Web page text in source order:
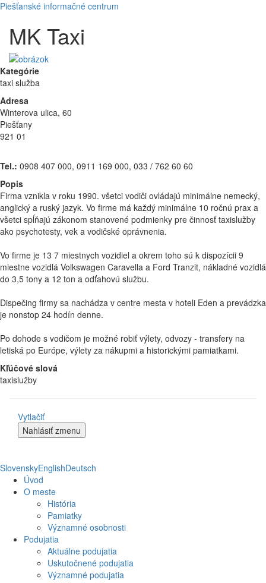
Piešťanské informačné centrum
MK Taxi
Kategórie
taxi služba
Adresa
Winterova ulica, 60
Piešťany
921 01
Tel.: 0908 407 000, 0911 169 000, 033 / 762 60 60
Popis
Firma vznikla v roku 1990. všetci vodiči ovládajú minimálne nemecký,
anglický a ruský jazyk. Vo firme má každý minimálne 10 ročnú prax a
všetci spĺňajú zákonom stanovené podmienky pre činnosť taxislužby
ako psychotesty, vek a vodičské oprávnenia.
Vo firme je 13 7 miestnych vozidiel a okrem toho sú k dispozícii 9
miestne vozidlá Volkswagen Caravella a Ford Tranzit, nákladné vozidlá
do 3,5 tony a 12 ton a odťahovú službu.
Dispečing firmy sa nachádza v centre mesta v hoteli Eden a prevádzka
je nonstop 24 hodín denne.
Po dohode s vodičom je možné robiť výlety, odvozy - transfery na
letiská po Európe, výlety za nákupmi a historickými pamiatkami.
Kľúčové slová
taxislužby
Vytlačiť
SlovenskyEnglishDeutsch
Úvod
O meste
História
Pamiatky
Významné osobnosti
Podujatia
Aktuálne podujatia
Uskutočnené podujatia
Významné podujatia